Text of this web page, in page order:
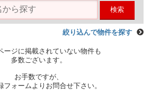
検索
絞り込んで物件を探す
ージに掲載されていない物件も
多数ございます。
お手数ですが、
フォームよりお問合せ下さい。